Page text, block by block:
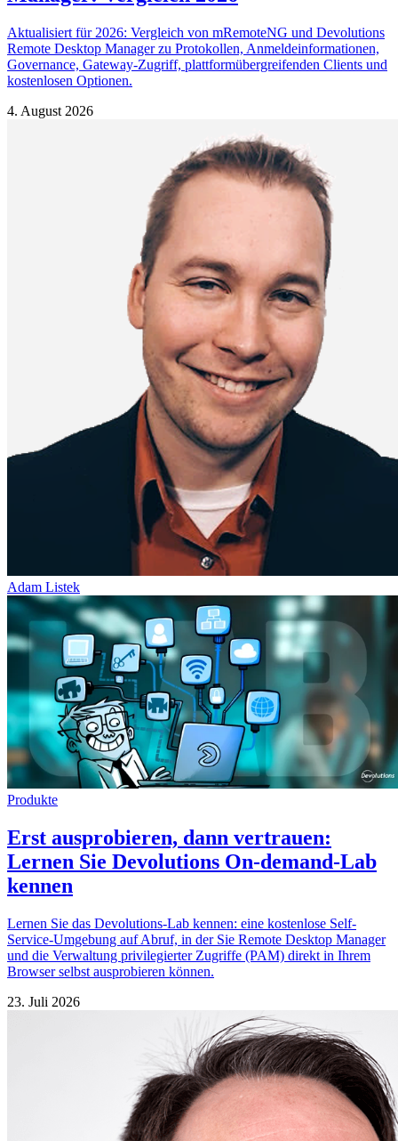
Aktualisiert für 2026: Vergleich von mRemoteNG und Devolutions
Remote Desktop Manager zu Protokollen, Anmeldeinformationen,
Governance, Gateway-Zugriff, plattformübergreifenden Clients und
kostenlosen Optionen.
4. August 2026
Adam Listek
Produkte
Erst ausprobieren, dann vertrauen:
Lernen Sie Devolutions On-demand-Lab
kennen
Lernen Sie das Devolutions-Lab kennen: eine kostenlose Self-
Service-Umgebung auf Abruf, in der Sie Remote Desktop Manager
und die Verwaltung privilegierter Zugriffe (PAM) direkt in Ihrem
Browser selbst ausprobieren können.
23. Juli 2026